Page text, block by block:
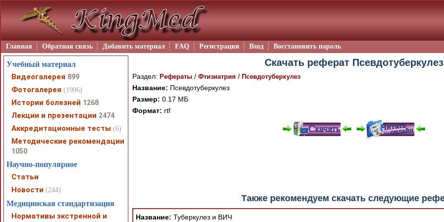
Главная Обратная связь Добавить материал FAQ Регистрация Вход Восстановить пароль
Скачать реферат Псевдотуберкулез
Раздел: Рефераты / Фтизиатрия / Псевдотуберкулез
Название: Псевдотуберкулез
Размер: 0.17 МБ
Формат: rtf
Также рекомендуем скачать следующие
Название: Туберкулез и ВИЧ
Учебный материал
Видеогалерея 899
Фотогалерея (1906)
Истории болезней 1268
Лекции и презентации 2474
Аккредитационные тесты (6)
Методические рекомендации
1050
Научно-популярное
Статьи
Новости (244)
Медицинская стандартизация
Нормативы экстренной и